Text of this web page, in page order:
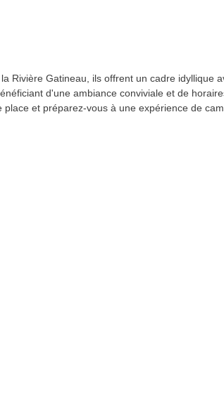
Rivière Gatineau, ils offrent un cadre idyllique
d'une ambiance conviviale et de
et préparez-vous à une expérience de